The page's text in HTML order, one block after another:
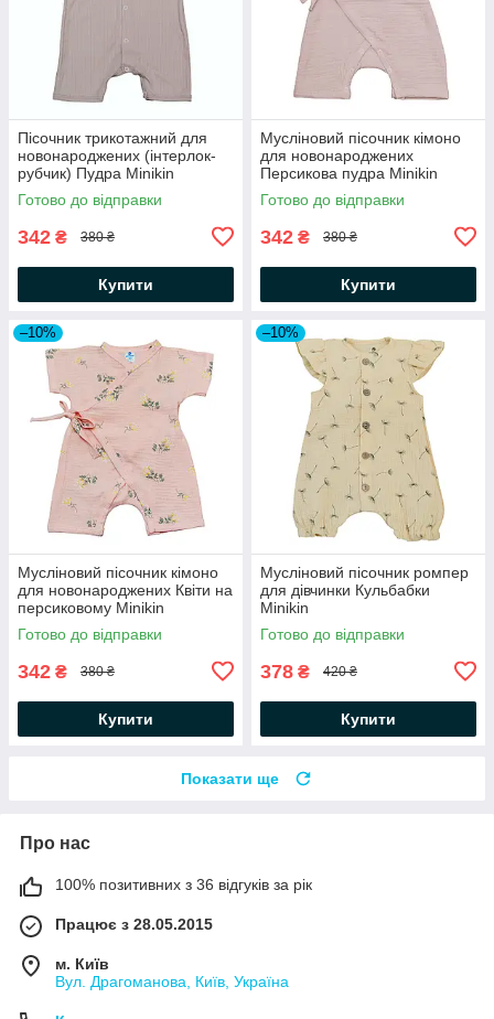
Пісочник трикотажний для
новонароджених (інтерлок-
рубчик) Пудра Minikin
Готово до відправки
342 ₴ 380 ₴
Купити
Мусліновий пісочник кімоно
для новонароджених
Персикова пудра Minikin
Готово до відправки
342 ₴ 380 ₴
Купити
–10%
Мусліновий пісочник кімоно
для новонароджених Квіти на
персиковому Minikin
Готово до відправки
342 ₴ 380 ₴
Купити
–10%
Мусліновий пісочник ромпер
для дівчинки Кульбабки
Minikin
Готово до відправки
378 ₴ 420 ₴
Купити
Показати ще
Про нас
100% позитивних з 36 відгуків за рік
Працює з 28.05.2015
м. Київ
Вул. Драгоманова, Київ, Україна